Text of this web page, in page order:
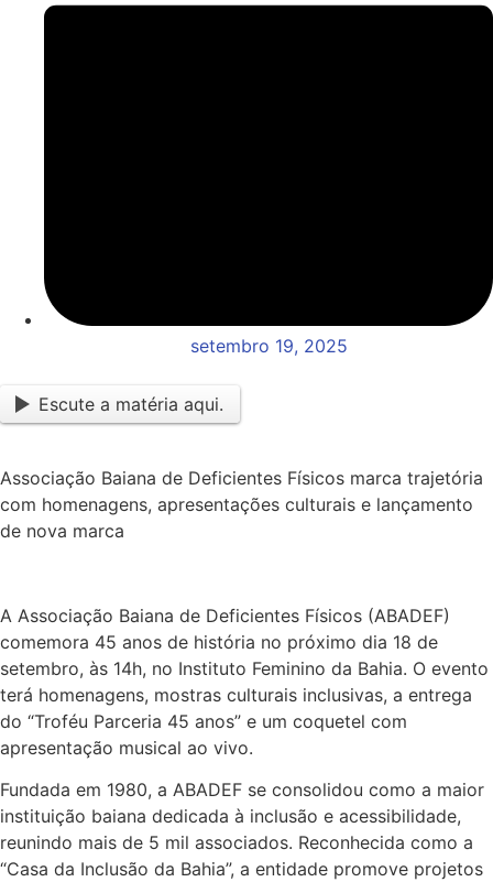
setembro 19, 2025
Escute a matéria aqui.
Associação Baiana de Deficientes Físicos marca trajetória
com homenagens, apresentações culturais e lançamento
de nova marca
A Associação Baiana de Deficientes Físicos (ABADEF)
comemora 45 anos de história no próximo dia 18 de
setembro, às 14h, no Instituto Feminino da Bahia. O evento
terá homenagens, mostras culturais inclusivas, a entrega
do “Troféu Parceria 45 anos” e um coquetel com
apresentação musical ao vivo.
Fundada em 1980, a ABADEF se consolidou como a maior
instituição baiana dedicada à inclusão e acessibilidade,
reunindo mais de 5 mil associados. Reconhecida como a
“Casa da Inclusão da Bahia”, a entidade promove projetos